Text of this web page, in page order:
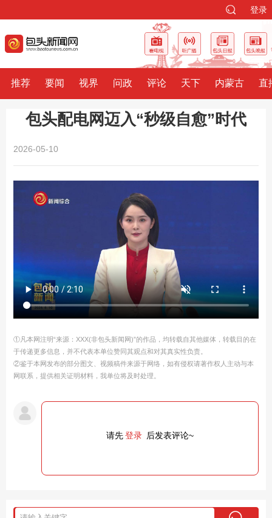
登录
推荐 要闻 视界 问政 评论 天下 内蒙古 直
包头配电网迈入“秒级自愈”时代
2026-05-10
①凡本网注明“来源：XXX(非包头新闻网)”的作品，均转载自其他媒体，转载目的在
于传递更多信息，并不代表本单位赞同其观点和对其真实性负责。
②鉴于本网发布的部分图文、视频稿件来源于网络，如有侵权请著作权人主动与本
网联系，提供相关证明材料，我单位将及时处理。
请先登录 后发表评论~